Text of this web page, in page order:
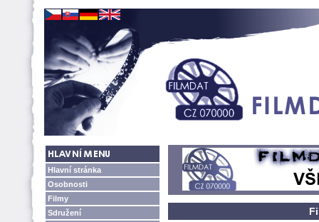
Hlavní stránka
Osobnosti
Filmy
Sdružení